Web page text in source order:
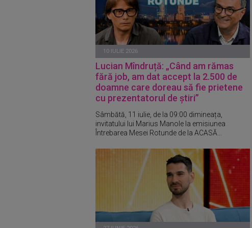
10 IULIE 2026
Lucian Mîndruță: „Când am rămas
fără job, am dat accept la 2.500 de
doamne care doreau să fie prietene
cu prezentatorul de știri”
Sâmbătă, 11 iulie, de la 09:00 dimineața,
invitatului lui Marius Manole la emisiunea
Întrebarea Mesei Rotunde de la ACASĂ...